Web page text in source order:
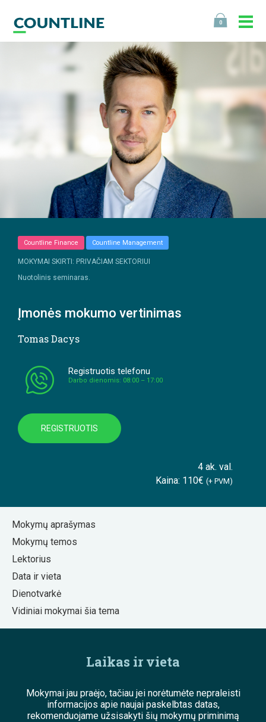
0
Countline Finance Countline Management
MOKYMAI SKIRTI: PRIVAČIAM SEKTORIUI
Nuotolinis seminaras.
Įmonės mokumo vertinimas
Tomas Dacys
Registruotis telefonu
Darbo dienomis: 08:00 – 17:00
REGISTRUOTIS
4 ak. val.
Kaina: 110€ (+ PVM)
Mokymų aprašymas
Mokymų temos
Lektorius
Data ir vieta
Dienotvarkė
Vidiniai mokymai šia tema
Laikas ir vieta
Mokymai jau praėjo, tačiau jei norėtumėte nepraleisti
informacijos apie naujai paskelbtas datas,
rekomenduojame užsisakyti šių mokymų priminimą